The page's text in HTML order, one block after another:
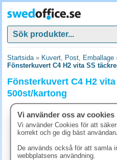
Startsida» Kuvert, Post, Emballage
Fönsterkuvert C4 H2 vita SS
Fönsterkuvert C4 H2
500st/kartong
Vi använder oss av cookies
Vi använder Cookies för att
korrekt och ge dig bäst
De används också för att samla
webbplatsens användning.